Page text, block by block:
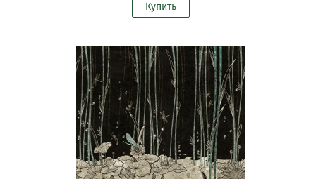
Купить